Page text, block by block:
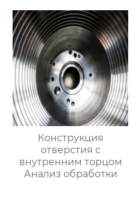
Конструкция
отверстия с
внутренним торцом
Анализ обработки